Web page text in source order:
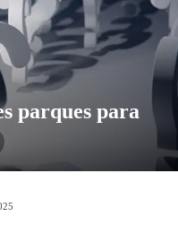
parques para